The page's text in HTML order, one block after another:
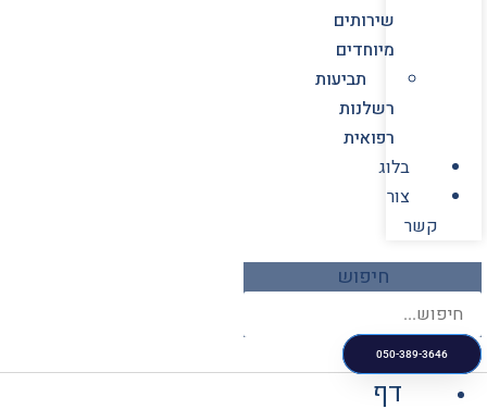
שירותים
מיוחדים
תביעות
רשלנות
רפואית
בלוג
צור
קשר
חיפוש
050-389-3646
דף